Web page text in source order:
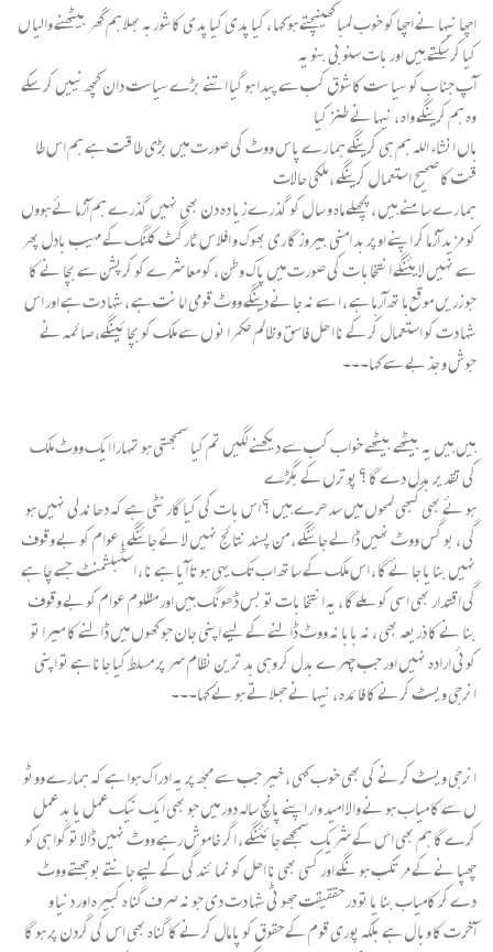
اچھا نیہا نے اچھا کو خوب لمبا کھینچتے ہو کہا ، کیا پدی کیا پدی کا شوربہ بھلا ہم گھر بیٹھنے والیا ں
کیا کر سکتے ہیں اور بات سنو بی بنو یہ
آپ جنا ب کو سیا ست کا شوق کب سے پیدا ہو گیا اتنے بڑے سیاست دان کچھ نییں کر سکے
وہ ہم کرینگے واہ ، نیہا نے طنز کیا
ہاں انشاء اللہ ہم ہی کرینگے ہما رے پاس ووٹ کی صورت میں بڑی طا قت ہے ہم اس طا
قت کا صحیح استعما ل کرینگے ، ملکی حالات
ہما رے سامنے ہیں ، پچھلے ماہ و سا ل کو گذرے زیا دہ دن بھی نہیں گذرے ہم آزما ئے ہووں
کو مزید آزما کر اپنے اوپر بد امنی بیروز گا ری بھوک و افلا س ٹارگٹ کلنگ کے مہیب بادل پھر
سے نہیں لایئنگے انتخابا ت کی صورت میں پاک وطن ، کو معا شرے کو کرپشن سے بچا نے کا
جو زریں موقع ہا تھ آرہا ہے ، ا سے نہ جا نے دینگے ووٹ قومی امانت ہے ، شہا دت ہے اور اس
شہا دت کو استعمال کر کے نا ا ھل فاسق و ظالم حکمرا نو ں سے ملک کو بچا ئینگے، صائمہ نے
جوش و جذبے سے کہا۔۔۔
ہیں ہیں یہ بیٹھے بیٹھے خواب کب سے دیکھنے لگیں تم کیا سمجھتی ہو تمہارا ایک ووٹ ملک
کی تقدیر بدل دے گا ؟ پوترں کے بگڑے
ہو ئے بھی کبھی لمحوں میں سدھرے ہیں ؟ اس بات کی کیا گارنٹی ہے کہ دھا ندلی نہیں ہو
گی ، بو گس ووٹ نھیں ڈالے جا ئنگے ، من پسند نتا ئج نہیں لا ئے جا ئنگے ، عوام کو بے وقوف
نہیں بنا یا جا ئے گا ، اس ملک کے ساتھ اب تک یہی ہو تا آیا ہے نا ، اسٹبلشمنٹ جسے چا ہے
گی اقتدار بھی اسی کو ملے گا ، یہ انتخا بات تو بس ڈھونگ ہیں اور مظلوم عوام کو بے وقوف
بنا نے کا ذریعہ بھی ، نہ بابا نہ ووٹ ڈالنے کے لیے اپنی جان جو کھوں میں ڈالنے کا میرا تو
کوئی ارادہ نہیں اور جب چہرے بدل کر وہی بد ترین نظام سر پر مسلط کیا جانا ہے تو اپنی
انرجی ویسٹ کرنے کا فا ئدہ ، نیہا نے جھلا تے ہو ئے کہا۔۔۔
انرجی ویسٹ کرنے کی بھی خوب کہی ، خیر جب سے مجھ پر یہ ادرا ک ہوا ہے کہ ہمارے ووٹو
ں سے کا میاب ہو نے والا امید وار اپنے پانچ سالہ دور میں جو بھی ایک نیک عمل یا بد عمل
کرے گا ہم بھی اس کے شریک سمجھے جا ئئنگے ، اگر خاموش رہے ووٹ نہیں ڈالا تو گوا ہی کو
چھپا نے کے مر تکب ہو نگے اور کسی بھی نا اھل کو نما ئندگی کے لیے جا نتے بو جھتے ووٹ
دے کر کامیاب بنا یا تو در حققیقت جھو ٹی شہا دت دی جو نہ صرف گنا ہ کبیرہ اور دنیا و
آخرت کا وبا ل ہے بلکہ پوری قوم کے حقوق کو پا مال کرنے کا گناہ بھی اس کی گردن پر ہو گا